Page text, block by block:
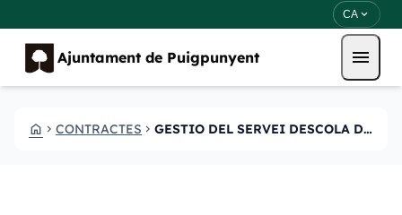
CA expand_more
Ajuntament de Puigpunyent menu
HOME CHEVRON_RIGHT CONTRACTES CHEVRON_RIGHT GESTIO DEL SERVEI DESCOLA DESTIU 2017